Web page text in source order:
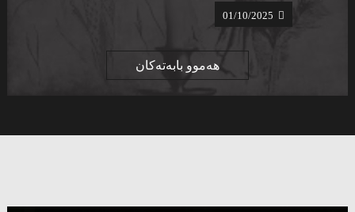
01/10/2025
هەموو بابەتەکان